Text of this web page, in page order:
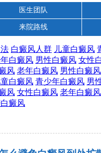
医生团队
来院路线
白癜风人群 儿童白癜风
白癜风 男性白癜风 女性
风 老年白癜风 男性白癜风
童白癜风 青少年白癜风 男
风 女性白癜风 老年白癜风
癜风